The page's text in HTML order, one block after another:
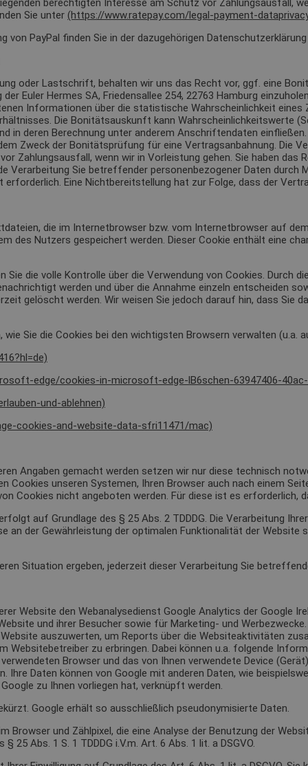
berechtigten Interesse am Schutz vor Zahlungsausfall,
Sie unter (https://www.ratepay.com/legal-payment-
PayPal finden Sie in der dazugehörigen
oder Lastschrift, behalten wir uns das Recht vor, ggf. eine
Euler Hermes SA, Friedensallee 254, 22763 Hamburg
Informationen über die statistische Wahrscheinlichkeit
Die Bonitätsauskunft kann Wahrscheinlichkeitswerte
deren Berechnung unter anderem Anschriftendaten
Zweck der Bonitätsprüfung für eine Vertragsanbahnung. Die
Zahlungsausfall, wenn wir in Vorleistung gehen. Sie haben das
Verarbeitung Sie betreffender personenbezogener Daten
Eine Nichtbereitstellung hat zur Folge, dass der
die im Internetbrowser bzw. vom Internetbrowser auf
des Nutzers gespeichert werden. Dieser Cookie enthält eine
die volle Kontrolle über die Verwendung von Cookies. Durch
werden und über die Annahme einzeln entscheiden
gelöscht werden. Wir weisen Sie jedoch darauf hin, dass Sie
Sie die Cookies bei den wichtigsten Browsern verwalten (u.a.
edge/cookies-in-microsoft-edge-lB6schen-63947406-40ac-
und-ablehnen)
cookies-and-website-data-sfri11471/mac)
Angaben gemacht werden setzen wir nur diese technisch
unseren Systemen, Ihren Browser auch nach einem
Cookies nicht angeboten werden. Für diese ist es erforderlich,
auf Grundlage des § 25 Abs. 2 TDDDG. Die Verarbeitung
an der Gewährleistung der optimalen Funktionalität der
Situation ergeben, jederzeit dieser Verarbeitung Sie
Website den Webanalysedienst Google Analytics der Google
und ihrer Besucher sowie für Marketing- und
auszuwerten, um Reports über die Websiteaktivitäten
Websitebetreiber zu erbringen. Dabei können u.a. folgende
Browser und das von Ihnen verwendete Device
Daten können von Google mit anderen Daten, wie
zu Ihnen vorliegen hat, verknüpft werden.
Google erhält so ausschließlich pseudonymisierte Daten.
Browser und Zählpixel, die eine Analyse der Benutzung der
Abs. 1 S. 1 TDDDG i.V.m. Art. 6 Abs. 1 lit. a DSGVO.